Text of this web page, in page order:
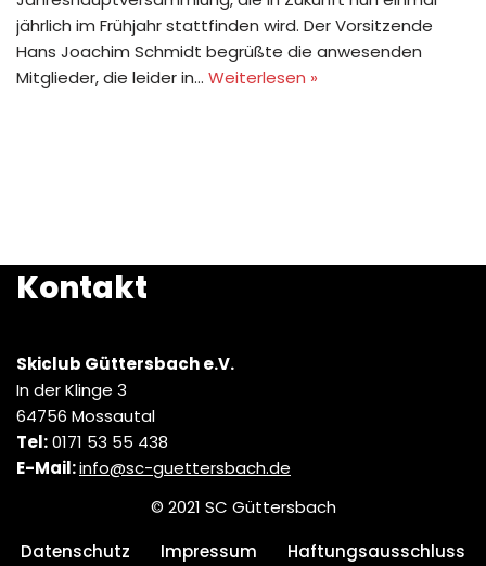
jährlich im Frühjahr stattfinden wird. Der Vorsitzende
Hans Joachim Schmidt begrüßte die anwesenden
Mitglieder, die leider in… Weiterlesen »
Kontakt
Skiclub Güttersbach e.V.
In der Klinge 3
64756 Mossautal
Tel:0171 53 55 438
E-Mail:info@sc-guettersbach.de
© 2021 SC Güttersbach
Datenschutz
Impressum Haftungsausschluss